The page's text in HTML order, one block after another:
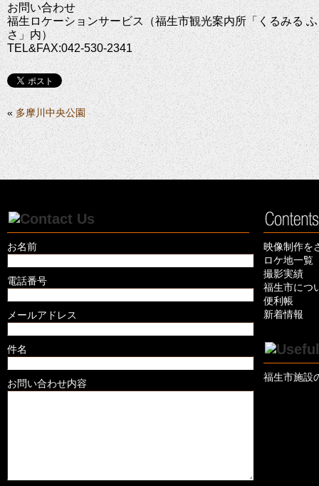
お問い合わせ
福生ロケーションサービス（福生市観光案内所「くるみる
さ」内）
TEL&FAX:042-530-2341
«多摩川中央公園
お名前
電話番号
メールアドレス
件名
お問い合わせ内容
映像制作を
ロケ地一覧
撮影実績
福生市につ
便利帳
新着情報
福生市施設